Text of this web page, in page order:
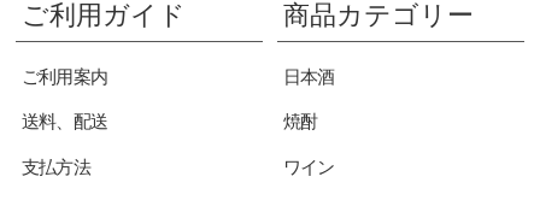
ご利用ガイド
ご利用案内
送料、配送
支払方法
商品カテゴリー
日本酒
焼酎
ワイン